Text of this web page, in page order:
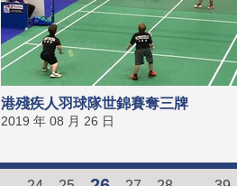
港殘疾人羽球隊世錦賽奪三牌
2019 年 08 月 26 日